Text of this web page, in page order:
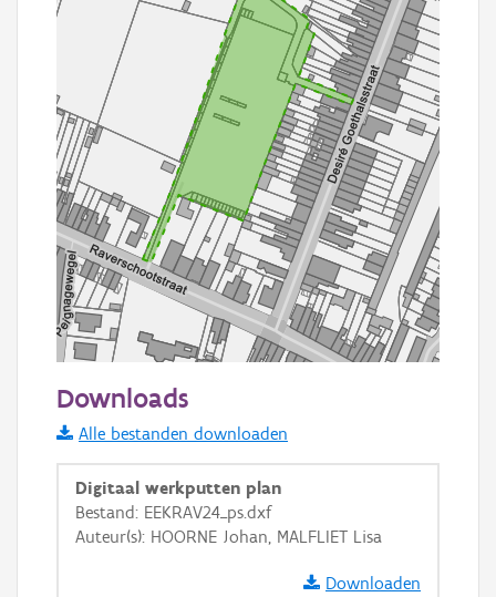
Informatie Vlaanderen
i
+ −
Downloads
Alle bestanden downloaden
Digitaal werkputten plan
Bestand: EEKRAV24_ps.dxf
Auteur(s): HOORNE Johan, MALFLIET Lisa
Downloaden